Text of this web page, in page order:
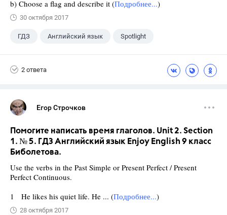
b) Choose a flag and describe it (Подробнее...)
30 октября 2017
ГДЗ Английский язык Spotlight
2 ответа
Егор Строчков
Помогите написать время глаголов. Unit 2. Section
1. № 5. ГДЗ Английский язык Enjoy English 9 класс
Биболетова.
Use the verbs in the Past Simple or Present Perfect / Present
Perfect Continuous.
1 He likes his quiet life. He ... (Подробнее...)
28 октября 2017